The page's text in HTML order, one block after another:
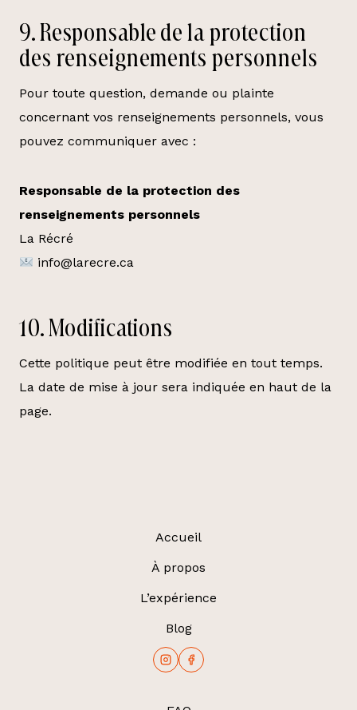
9. Responsable de la protection
des renseignements personnels
Pour toute question, demande ou plainte
concernant vos renseignements personnels, vous
pouvez communiquer avec :
Responsable de la protection des
renseignements personnels
La Récré
info@larecre.ca
10. Modifications
Cette politique peut être modifiée en tout temps.
La date de mise à jour sera indiquée en haut de la
page.
Accueil
À propos
L’expérience
Blog